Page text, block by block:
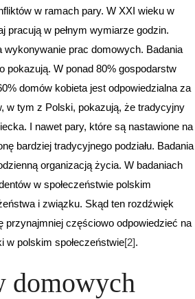
w ramach pary. W XXI wieku w
w pełnym wymiarze godzin.
wykonywanie prac domowych. Badania
pokazują. W ponad 80% gospodarstw
domów kobieta jest odpowiedzialna za
w tym z Polski, pokazują, że tradycyjny
I nawet pary, które są nastawione na
bardziej tradycyjnego podziału. Badania
organizacją życia. W badaniach
w społeczeństwie polskim
i związku. Skąd ten rozdźwięk
częściowo odpowiedzieć na
w polskim społeczeństwie[2].
domowych